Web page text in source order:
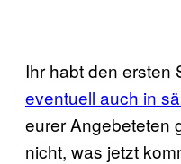
Ihr habt den ersten
eventuell auch in
eurer Angebeteten
nicht, was jetzt